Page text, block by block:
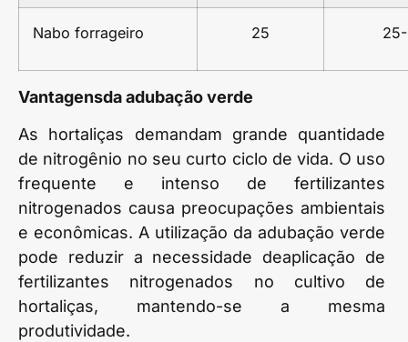
Nabo forrageiro 25
Vantagensda adubação verde
As hortaliças demandam grande quantidade
de nitrogênio no seu curto ciclo de vida. O uso
frequente e intenso de fertilizantes
nitrogenados causa preocupações ambientais
e econômicas. A utilização da adubação verde
pode reduzir a necessidade deaplicação de
fertilizantes nitrogenados no cultivo de
hortaliças, mantendo-se a mesma
produtividade.